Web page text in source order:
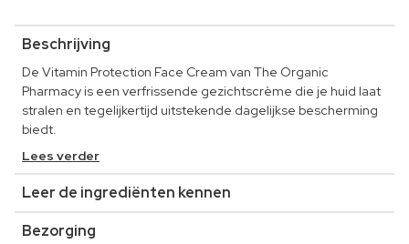
Beschrijving
De Vitamin Protection Face Cream van The Organic
Pharmacy is een verfrissende gezichtscrème die je huid laat
stralen en tegelijkertijd uitstekende dagelijkse bescherming
biedt.
Lees verder
Leer de ingrediënten kennen
Bezorging